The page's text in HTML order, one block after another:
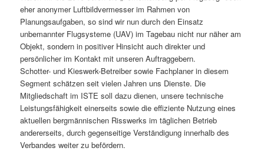
eher anonymer Luftbildvermesser im Rahmen von
Planungsaufgaben, so sind wir nun durch den Einsatz
unbemannter Flugsysteme (UAV) im Tagebau nicht nur näher am
Objekt, sondern in positiver Hinsicht auch direkter und
persönlicher im Kontakt mit unseren Auftraggebern.
Schotter- und Kieswerk-Betreiber sowie Fachplaner in diesem
Segment schätzen seit vielen Jahren uns Dienste. Die
Mitgliedschaft im ISTE soll dazu dienen, unsere technische
Leistungsfähigkeit einerseits sowie die effiziente Nutzung eines
aktuellen bergmännischen Risswerks im täglichen Betrieb
andererseits, durch gegenseitige Verständigung innerhalb des
Verbandes weiter zu befördern.